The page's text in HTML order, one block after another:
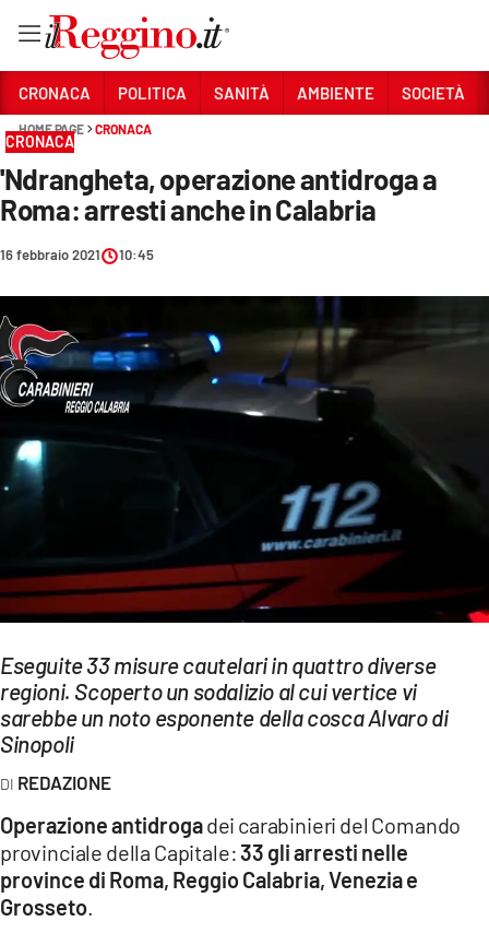
Sezioni
CRONACA
AMBIENTE
SOCIETÀ
CULTURA
ECONOMIA E LAVORO
SPORT
Streaming
LAC TV
LAC NETWORK
LAC ONAIR
LaC
Network
LACPLAY.IT
LACTV.IT
CRONACA POLITICA SANITÀ AMBIENTE SOCIETÀ
HOME PAGE CRONACA
CRONACA
'Ndrangheta, operazione antidroga a
Roma: arresti anche in Calabria
16 febbraio 2021 10:45
Eseguite 33 misure cautelari in quattro diverse
regioni. Scoperto un sodalizio al cui vertice vi
sarebbe un noto esponente della cosca Alvaro di
Sinopoli
REDAZIONE
Operazione antidrogadei carabinieri del Comando
provinciale della Capitale:33 gli arresti nelle
province di Roma, Reggio Calabria, Venezia e
Grosseto